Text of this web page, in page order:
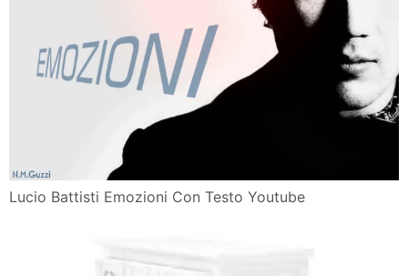
Lucio Battisti Emozioni Con Testo Youtube